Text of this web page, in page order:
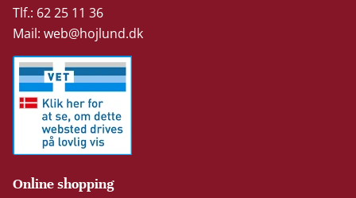
Tlf.: 62 25 11 36
Mail:web@hojlund.dk
Online shopping